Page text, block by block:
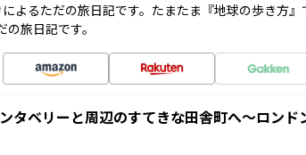
よるただの旅日記です。たまたま『地球の歩き方
旅日記です。
タベリーと周辺のすてきな田舎町へ～ロンド